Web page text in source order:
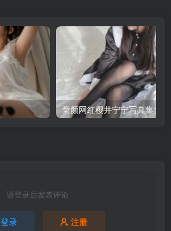
童颜网红樱井宁宁写真集套图
请登录后发表评论
登录 注册